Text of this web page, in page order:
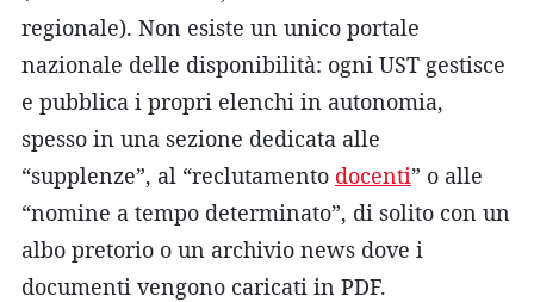
regionale). Non esiste un unico portale
nazionale delle disponibilità: ogni UST gestisce
e pubblica i propri elenchi in autonomia,
spesso in una sezione dedicata alle
“supplenze”, al “reclutamento docenti” o alle
“nomine a tempo determinato”, di solito con un
albo pretorio o un archivio news dove i
documenti vengono caricati in PDF.